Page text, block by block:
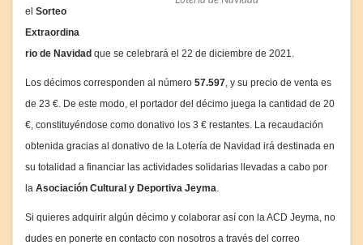
el Sorteo
Extraordina
rio de Navidad que se celebrará el 22 de diciembre de 2021.
Los décimos corresponden al número 57.597 , y su precio de venta es
de 23 €. De este modo, el portador del décimo juega la cantidad de 20
€, constituyéndose como donativo los 3 € restantes. La recaudación
obtenida gracias al donativo de la Lotería de Navidad irá destinada en
su totalidad a financiar las actividades solidarias llevadas a cabo por
la Asociación Cultural y Deportiva Jeyma
Si quieres adquirir algún décimo y colaborar así con la ACD Jeyma, no
dudes en ponerte en contacto con nosotros a través del correo